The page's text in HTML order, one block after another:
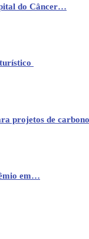
do Câncer…
projetos de
em…